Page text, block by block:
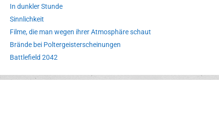
In dunkler Stunde
Sinnlichkeit
Filme, die man wegen ihrer Atmosphäre schaut
Brände bei Poltergeisterscheinungen
Battlefield 2042
Erlebnispark
Verbotene